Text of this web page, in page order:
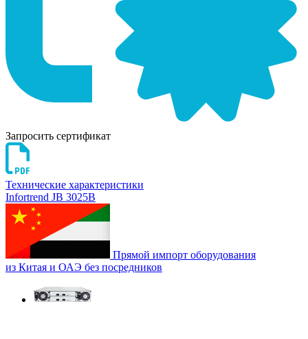
Запросить сертификат
Технические характеристики
Infortrend JB 3025B
Прямой импорт оборудования
из Китая и ОАЭ без посредников